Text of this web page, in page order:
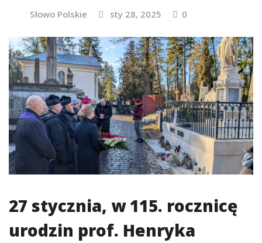
Słowo Polskie sty 28, 2025 0
27 stycznia, w 115. rocznicę
urodzin prof. Henryka